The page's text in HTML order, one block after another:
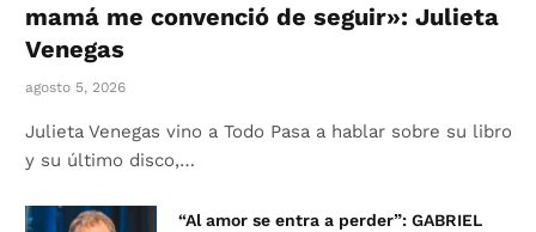
mamá me convenció de seguir»: Julieta
Venegas
agosto 5, 2026
Julieta Venegas vino a Todo Pasa a hablar sobre su libro
y su último disco,…
“Al amor se entra a perder”: GABRIEL